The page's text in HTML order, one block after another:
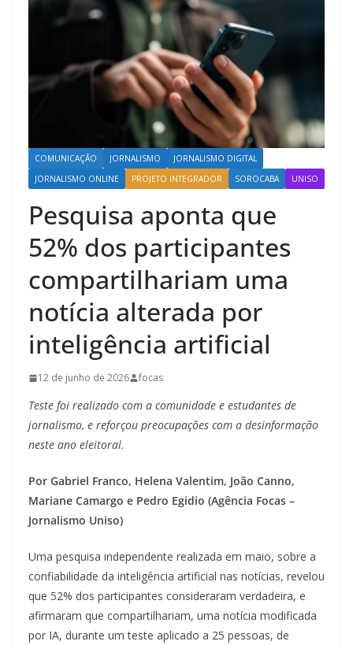
COMUNICAÇÃO JORNALISMO
JORNALISMO DIGITAL
JORNALISMO ONLINE
PROJETO INTEGRADOR SOROCABA UNISO
Pesquisa aponta que
52% dos participantes
compartilhariam uma
notícia alterada por
inteligência artificial
12 de junho de 2026 focas
Teste foi realizado com a comunidade e estudantes de
jornalismo, e reforçou preocupações com a desinformação
neste ano eleitoral.
Por Gabriel Franco, Helena Valentim, João Canno,
Mariane Camargo e Pedro Egidio (Agência Focas –
Jornalismo Uniso)
Uma pesquisa independente realizada em maio, sobre a
confiabilidade da inteligência artificial nas notícias, revelou
que 52% dos participantes consideraram verdadeira, e
afirmaram que compartilhariam, uma notícia modificada
por IA, durante um teste aplicado a 25 pessoas, de